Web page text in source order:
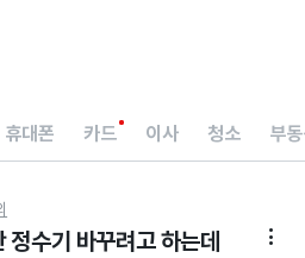
휴대폰 카드 이사 청소 부
정수기 바꾸려고 하는데 